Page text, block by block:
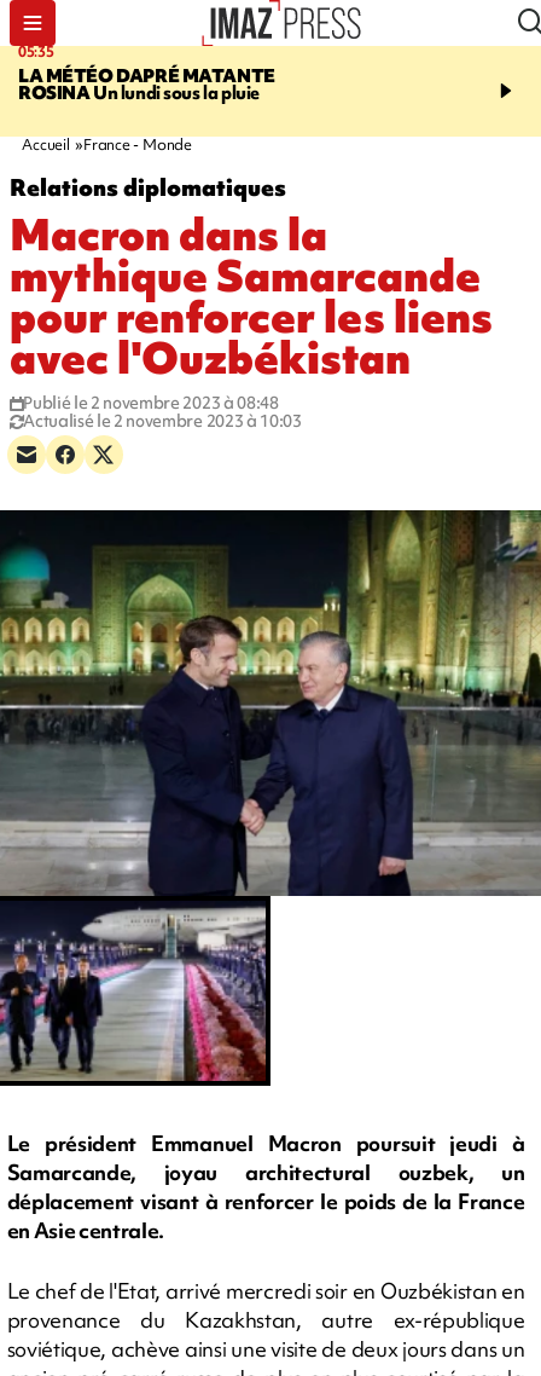
05:35
LA MÉTÉO DAPRÉ MATANTE
ROSINAUn lundi sous la pluie
07:47
ses deux enfants
Accueil France - Monde
Relations diplomatiques
Macron dans la
mythique Samarcande
pour renforcer les liens
avec l'Ouzbékistan
Publié le 2 novembre 2023 à 08:48
Actualisé le 2 novembre 2023 à 10:03
Le président Emmanuel Macron poursuit jeudi à
Samarcande, joyau architectural ouzbek, un
déplacement visant à renforcer le poids de la France
en Asie centrale.
Le chef de l'Etat, arrivé mercredi soir en Ouzbékistan en
provenance du Kazakhstan, autre ex-république
soviétique, achève ainsi une visite de deux jours dans un